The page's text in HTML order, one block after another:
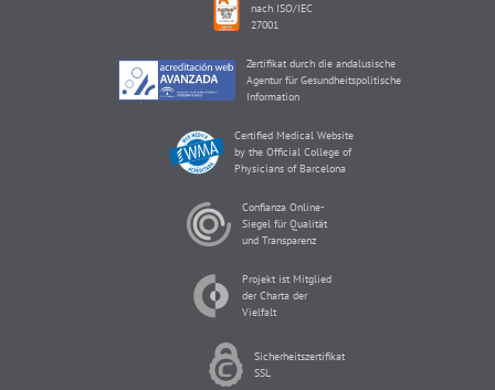
nach ISO/IEC
27001
Zertifikat durch die andalusische
Agentur für Gesundheitspolitische
Information
Certified Medical Website
by the Official College of
Physicians of Barcelona
Confianza Online-
Siegel für Qualität
und Transparenz
Projekt ist Mitglied
der Charta der
Vielfalt
Sicherheitszertifikat
SSL